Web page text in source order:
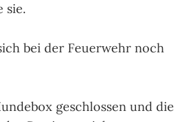
sie.
bei der Feuerwehr noch
geschlossen und die